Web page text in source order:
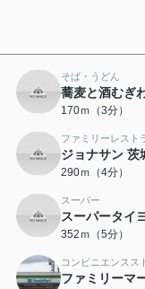
そば・うどん
蕎麦と酒むぎ
170ｍ（3分）
ファミリーレスト
ジョナサン 茨
290ｍ（4分）
スーパー
スーパータイ
352ｍ（5分）
コンビニエンスス
ファミリーマ